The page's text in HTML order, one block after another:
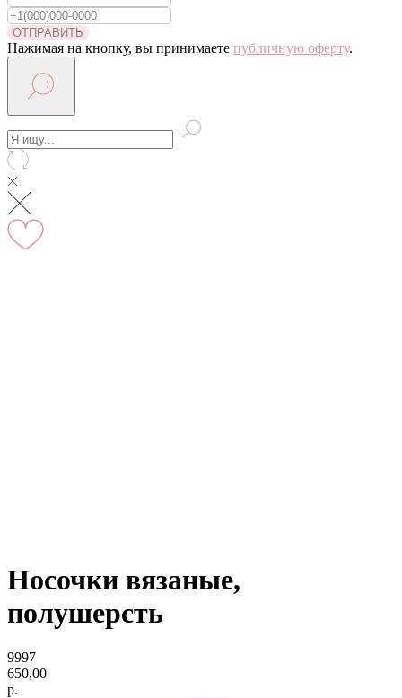
Адрес: г.Москва, мкр Северное Чертаново 1А,
м.Чертановская.
ОТПРАВИТЬ
Нажимая на кнопку, вы принимаете публичную оферту.
Носочки вязаные,
полушерсть
9997
650,00
р.